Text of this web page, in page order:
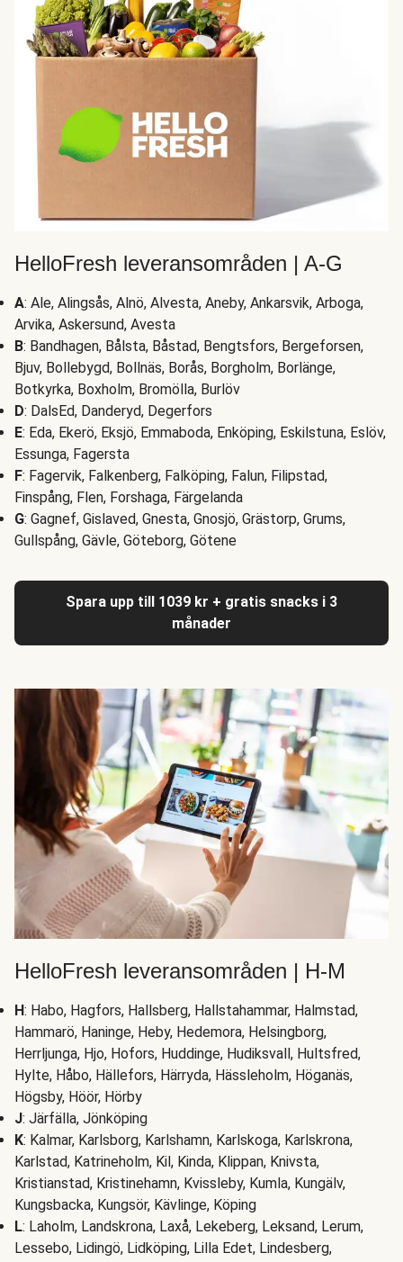
HelloFresh leveransområden | A-G
A: Ale, Alingsås, Alnö, Alvesta, Aneby, Ankarsvik, Arboga,
Arvika, Askersund, Avesta
B: Bandhagen, Bålsta, Båstad, Bengtsfors, Bergeforsen,
Bjuv, Bollebygd, Bollnäs, Borås, Borgholm, Borlänge,
Botkyrka, Boxholm, Bromölla, Burlöv
D: DalsEd, Danderyd, Degerfors
E: Eda, Ekerö, Eksjö, Emmaboda, Enköping, Eskilstuna, Eslöv,
Essunga, Fagersta
F: Fagervik, Falkenberg, Falköping, Falun, Filipstad,
Finspång, Flen, Forshaga, Färgelanda
G: Gagnef, Gislaved, Gnesta, Gnosjö, Grästorp, Grums,
Gullspång, Gävle, Göteborg, Götene
Spara upp till 1039 kr + gratis snacks i 3
månader
HelloFresh leveransområden | H-M
H: Habo, Hagfors, Hallsberg, Hallstahammar, Halmstad,
Hammarö, Haninge, Heby, Hedemora, Helsingborg,
Herrljunga, Hjo, Hofors, Huddinge, Hudiksvall, Hultsfred,
Hylte, Håbo, Hällefors, Härryda, Hässleholm, Höganäs,
Högsby, Höör, Hörby
J: Järfälla, Jönköping
K: Kalmar, Karlsborg, Karlshamn, Karlskoga, Karlskrona,
Karlstad, Katrineholm, Kil, Kinda, Klippan, Knivsta,
Kristianstad, Kristinehamn, Kvissleby, Kumla, Kungälv,
Kungsbacka, Kungsör, Kävlinge, Köping
L: Laholm, Landskrona, Laxå, Lekeberg, Leksand, Lerum,
Lessebo, Lidingö, Lidköping, Lilla Edet, Lindesberg,